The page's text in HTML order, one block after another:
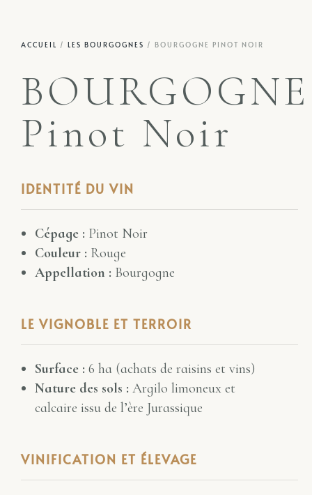
ACCUEIL / LES BOURGOGNES / BOURGOGNE PINOT NOIR
BOURGOGNE
Pinot Noir
IDENTITÉ DU VIN
Cépage : Pinot Noir
Couleur : Rouge
Appellation : Bourgogne
LE VIGNOBLE ET TERROIR
Surface : 6 ha (achats de raisins et vins)
Nature des sols : Argilo limoneux et
calcaire issu de l’ère Jurassique
VINIFICATION ET ÉLEVAGE